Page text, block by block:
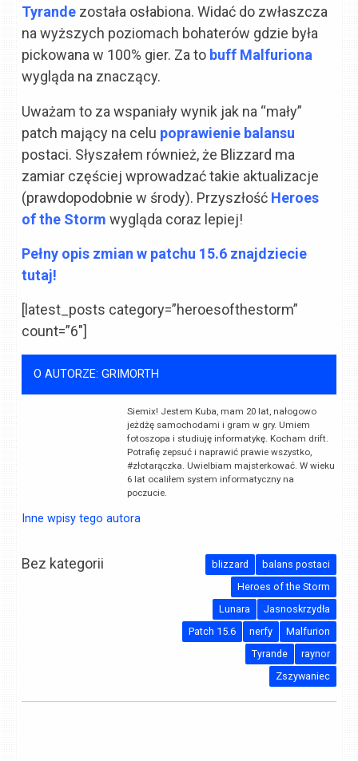
Tyrande została osłabiona. Widać do zwłaszcza
na wyższych poziomach bohaterów gdzie była
pickowana w 100% gier. Za to buff Malfuriona
wygląda na znaczący.
Uważam to za wspaniały wynik jak na “mały”
patch mający na celu poprawienie balansu
postaci. Słyszałem również, że Blizzard ma
zamiar częściej wprowadzać takie aktualizacje
(prawdopodobnie w środy). Przyszłość Heroes
of the Storm wygląda coraz lepiej!
Pełny opis zmian w patchu 15.6 znajdziecie
tutaj!
[latest_posts category=”heroesofthestorm”
count=”6″]
O AUTORZE: GRIMORTH
Siemix! Jestem Kuba, mam 20 lat, nałogowo
jeżdżę samochodami i gram w gry. Umiem
fotoszopa i studiuję informatykę. Kocham drift.
Potrafię zepsuć i naprawić prawie wszystko,
#złotarączka. Uwielbiam majsterkować. W wieku
6 lat ocaliłem system informatyczny na
poczucie.
Inne wpisy tego autora
Bez kategorii balans postaci
blizzard
Heroes of the Storm
Jasnoskrzydła
Lunara
Malfurion
nerfy
Patch 15.6
raynor
Tyrande
Zszywaniec